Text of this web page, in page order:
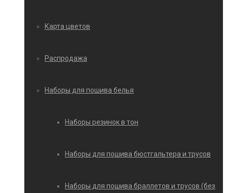
Карта цветов
Распродажа
Наборы для пошива белья
Наборы резинок в тон
Наборы для пошива бюстгальтера и трусов
Наборы для пошива браллетов и трусов (без